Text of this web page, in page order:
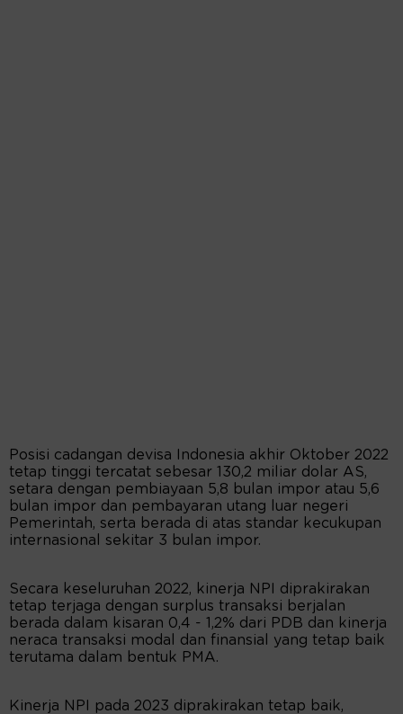
Posisi cadangan devisa Indonesia akhir Oktober 2022
tetap tinggi tercatat sebesar 130,2 miliar dolar AS,
setara dengan pembiayaan 5,8 bulan impor atau 5,6
bulan impor dan pembayaran utang luar negeri
Pemerintah, serta berada di atas standar kecukupan
internasional sekitar 3 bulan impor.
Secara keseluruhan 2022, kinerja NPI diprakirakan
tetap terjaga dengan surplus transaksi berjalan
berada dalam kisaran 0,4 - 1,2% dari PDB dan kinerja
neraca transaksi modal dan finansial yang tetap baik
terutama dalam bentuk PMA.
Kinerja NPI pada 2023 diprakirakan tetap baik,